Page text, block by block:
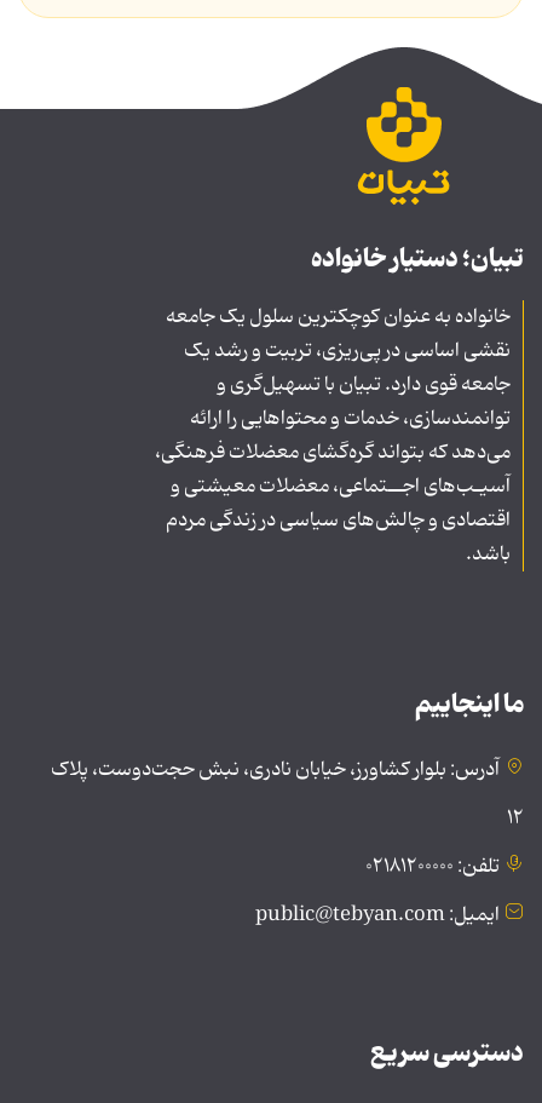
تبیان؛ دستیار خانواده
خانواده به عنوان کوچکترین سلول یک جامعه
نقشی اساسی در پی‌ریزی، تربیت و رشد یک
جامعه قوی دارد. تبیان با تسهیل‌گری و
توانمندسازی، خدمات و محتواهایی را ارائه
می‌دهد که بتواند گره‌گشای معضلات فرهنگی،
آسیـب‌های اجــتماعی، معضلات معیشتی و
اقتصادی و چالش‌های سیاسی در زندگی مردم
باشد.
ما اینجاییم
آدرس: بلوار کشاورز، خیابان نادری، نبش حجت‌دوست، پلاک
۱۲
تلفن: ۰۲۱۸۱۲۰۰۰۰۰
ایمیل: public@tebyan.com
دسترسی سریع